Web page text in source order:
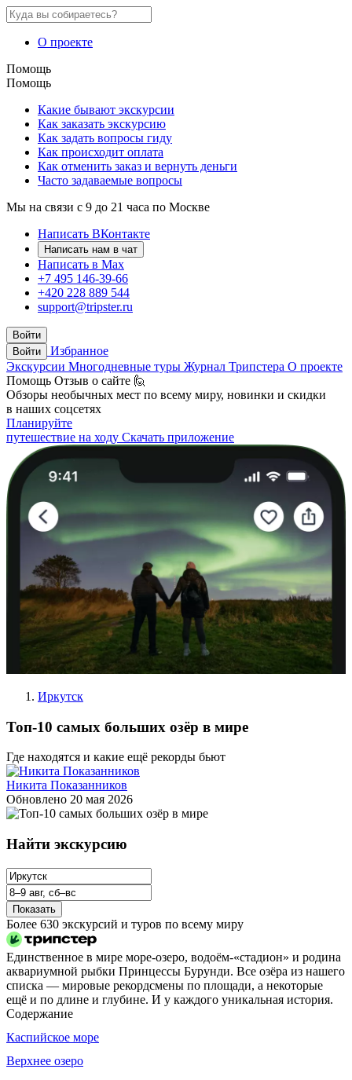
О проекте
Помощь
Помощь
Какие бывают экскурсии
Как заказать экскурсию
Как задать вопросы гиду
Как происходит оплата
Как отменить заказ и вернуть деньги
Часто задаваемые вопросы
Мы на связи с 9 до 21 часа по Москве
Написать ВКонтакте
Написать нам в чат
Написать в Max
+7 495 146-39-66
+420 228 889 544
support@tripster.ru
Войти
Войти
Избранное
Экскурсии Многодневные туры Журнал Трипстера О проекте
Помощь Отзыв о сайте 🙋
Обзоры необычных мест по всему миру, новинки и скидки
в наших соцсетях
Планируйте
путешествие на ходу Скачать приложение
Иркутск
Топ-10 самых больших озёр в мире
Где находятся и какие ещё рекорды бьют
Никита Показанников
Обновлено 20 мая 2026
Найти экскурсию
Показать
Более 630 экскурсий и туров по всему миру
Единственное в мире море‑озеро, водоём-«стадион» и родина
аквариумной рыбки Принцессы Бурунди. Все озёра из нашего
списка — мировые рекордсмены по площади, а некоторые
ещё и по длине и глубине. И у каждого уникальная история.
Содержание
Каспийское море
Верхнее озеро